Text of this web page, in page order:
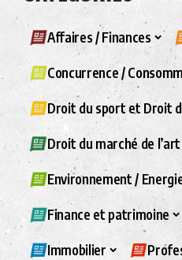
Affaires / Finances
Concurrence /
Droit du sport et Droit
Droit du marché de l’art
Environnement /
Finance et patrimoine
Immobilier